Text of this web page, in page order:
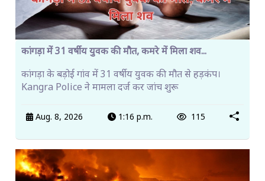
कांगड़ा में 31 वर्षीय युवक की मौत, कमरे में मिला शव...
कांगड़ा के बड़ोई गांव में 31 वर्षीय युवक की मौत से हड़कंप।
Kangra Police ने मामला दर्ज कर जांच शुरू
Aug. 8, 2026 1:16 p.m. 115